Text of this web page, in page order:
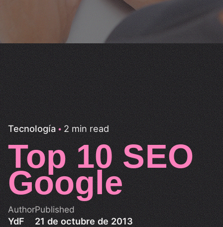
Tecnología 2 min read
Top 10 SEO
Google
Author
YdF
Published
21 de octubre de 2013